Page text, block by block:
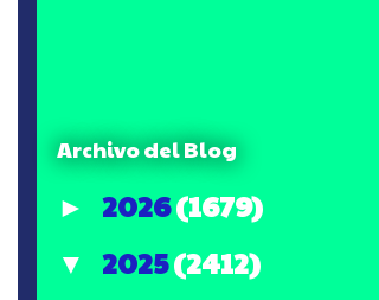
Archivo del Blog
► 2026(1679)
▼ 2025(2412)